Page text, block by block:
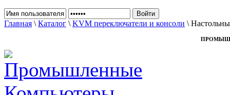
Главная \ Каталог \ KVM переключатели и консоли \